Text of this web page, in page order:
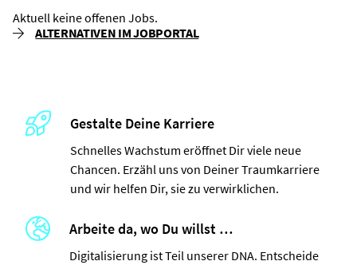
Aktuell keine offenen Jobs.
ALTERNATIVEN IM JOBPORTAL
Gestalte Deine Karriere
Schnelles Wachstum eröffnet Dir viele neue
Chancen. Erzähl uns von Deiner Traumkarriere
und wir helfen Dir, sie zu verwirklichen.
Arbeite da, wo Du willst …
Digitalisierung ist Teil unserer DNA. Entscheide